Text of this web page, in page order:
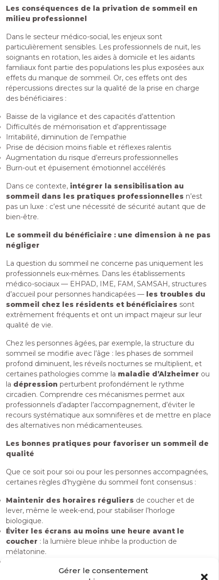
Gérer le consentement
Les conséquences de la privation de sommeil en
milieu professionnel
Dans le secteur médico-social, les enjeux sont
particulièrement sensibles. Les professionnels de nuit, les
soignants en rotation, les aides à domicile et les aidants
familiaux font partie des populations les plus exposées aux
effets du manque de sommeil. Or, ces effets ont des
répercussions directes sur la qualité de la prise en charge
des bénéficiaires :
Baisse de la vigilance et des capacités d’attention
Difficultés de mémorisation et d’apprentissage
Irritabilité, diminution de l’empathie
Prise de décision moins fiable et réflexes ralentis
Augmentation du risque d’erreurs professionnelles
Burn-out et épuisement émotionnel accélérés
Dans ce contexte, intégrer la sensibilisation au
sommeil dans les pratiques professionnelles n’est
pas un luxe : c’est une nécessité de sécurité autant que de
bien-être.
Le sommeil du bénéficiaire : une dimension à ne pas
négliger
La question du sommeil ne concerne pas uniquement les
professionnels eux-mêmes. Dans les établissements
médico-sociaux — EHPAD, IME, FAM, SAMSAH, structures
d’accueil pour personnes handicapées — les troubles du
sommeil chez les résidents et bénéficiaires sont
extrêmement fréquents et ont un impact majeur sur leur
qualité de vie.
Chez les personnes âgées, par exemple, la structure du
sommeil se modifie avec l’âge : les phases de sommeil
profond diminuent, les réveils nocturnes se multiplient, et
certaines pathologies comme la maladie d’Alzheimer ou
la dépression perturbent profondément le rythme
circadien. Comprendre ces mécanismes permet aux
professionnels d’adapter l’accompagnement, d’éviter le
recours systématique aux somnifères et de mettre en place
des alternatives non médicamenteuses.
Les bonnes pratiques pour favoriser un sommeil de
qualité
Que ce soit pour soi ou pour les personnes accompagnées,
certaines règles d’hygiène du sommeil font consensus :
Maintenir des horaires réguliers de coucher et de
lever, même le week-end, pour stabiliser l’horloge
biologique.
Éviter les écrans au moins une heure avant le
coucher : la lumière bleue inhibe la production de
mélatonine.
baisse de température corporelle favorise l’endormissement.